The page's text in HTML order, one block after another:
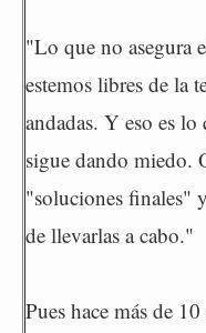
"Lo que no asegura
estemos libres de la
andadas. Y eso es lo
sigue dando miedo.
"soluciones finales"
de llevarlas a cabo."
Pues hace más de